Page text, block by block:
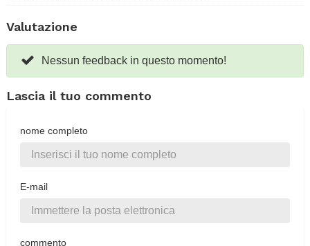
Valutazione
Nessun feedback in questo momento!
Lascia il tuo commento
nome completo
E-mail
commento